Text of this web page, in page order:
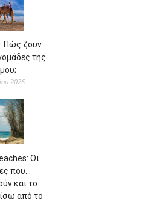
Πώς ζουν
της
2026
Οι
που…
και το
από το